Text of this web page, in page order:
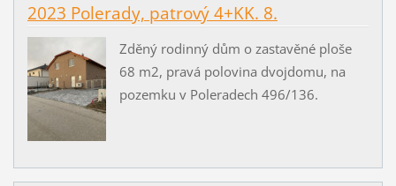
2023 Polerady, patrový 4+KK. 8.
Zděný rodinný dům o zastavěné ploše
68 m2, pravá polovina dvojdomu, na
pozemku v Poleradech 496/136.